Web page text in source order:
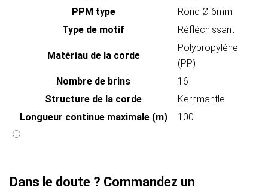
PPM type
Rond Ø 6mm
Type de motif
Réfléchissant
Matériau de la corde
Polypropylène
(PP)
Nombre de brins
16
Structure de la corde
Kernmantle
Longueur continue maximale (m)
100
Dans le doute ? Commandez un